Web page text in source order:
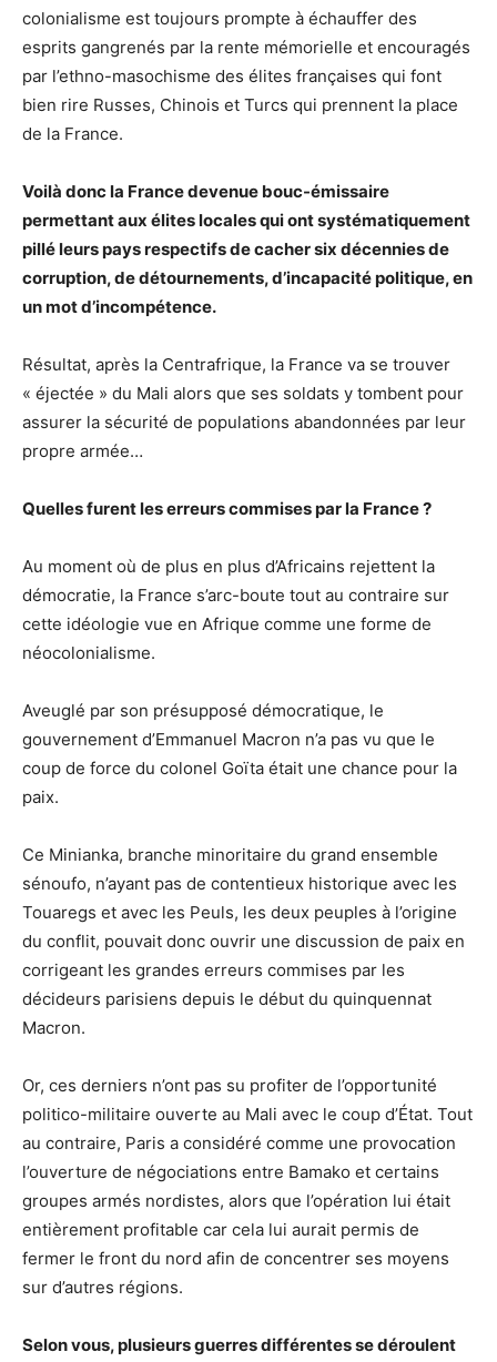
colonialisme est toujours prompte à échauffer des
esprits gangrenés par la rente mémorielle et encouragés
par l’ethno-masochisme des élites françaises qui font
bien rire Russes, Chinois et Turcs qui prennent la place
de la France.
Voilà donc la France devenue bouc-émissaire
permettant aux élites locales qui ont systématiquement
pillé leurs pays respectifs de cacher six décennies de
corruption, de détournements, d’incapacité politique, en
un mot d’incompétence.
Résultat, après la Centrafrique, la France va se trouver
« éjectée » du Mali alors que ses soldats y tombent pour
assurer la sécurité de populations abandonnées par leur
propre armée…
Quelles furent les erreurs commises par la France ?
Au moment où de plus en plus d’Africains rejettent la
démocratie, la France s’arc-boute tout au contraire sur
cette idéologie vue en Afrique comme une forme de
néocolonialisme.
Aveuglé par son présupposé démocratique, le
gouvernement d’Emmanuel Macron n’a pas vu que le
coup de force du colonel Goïta était une chance pour la
paix.
Ce Minianka, branche minoritaire du grand ensemble
sénoufo, n’ayant pas de contentieux historique avec les
Touaregs et avec les Peuls, les deux peuples à l’origine
du conflit, pouvait donc ouvrir une discussion de paix en
corrigeant les grandes erreurs commises par les
décideurs parisiens depuis le début du quinquennat
Macron.
Or, ces derniers n’ont pas su profiter de l’opportunité
politico-militaire ouverte au Mali avec le coup d’État. Tout
au contraire, Paris a considéré comme une provocation
l’ouverture de négociations entre Bamako et certains
groupes armés nordistes, alors que l’opération lui était
entièrement profitable car cela lui aurait permis de
fermer le front du nord afin de concentrer ses moyens
sur d’autres régions.
Selon vous, plusieurs guerres différentes se déroulent